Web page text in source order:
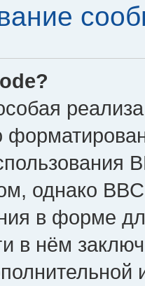
однако
в форме
в нём